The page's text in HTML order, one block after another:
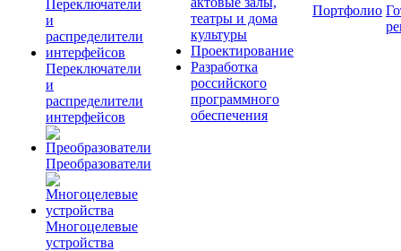
Переключатели
и
распределители
интерфейсов
Преобразователи
Многоцелевые
устройства
театры и дома
культуры
Проектирование
Разработка
российского
программного
обеспечения
Портфолио